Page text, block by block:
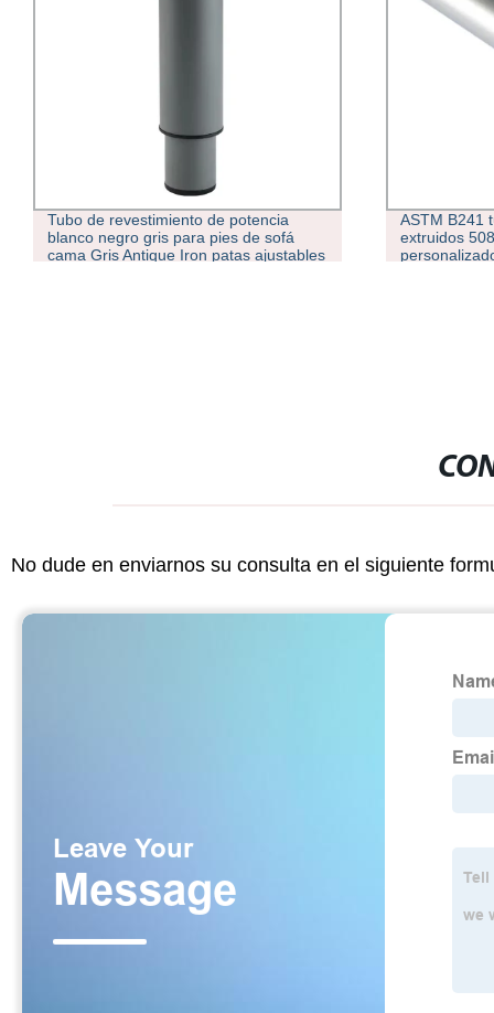
ASTM B241 tubos/tubos de aluminio
extruidos 5083 6061 6063 T5
personalizados Tamaño LMS superficie
6061 tubos
aluminio de
No dude en enviarnos su consulta en el siguiente